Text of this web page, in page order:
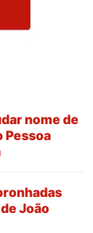
nome de
Pessoa
João